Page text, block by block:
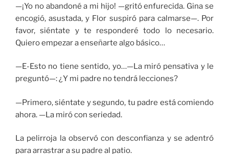
—¡Yo no abandoné a mi hijo! —gritó enfurecida. Gina se
encogió, asustada, y Flor suspiró para calmarse—. Por
favor, siéntate y te responderé todo lo necesario.
Quiero empezar a enseñarte algo básico…
—E-Esto no tiene sentido, yo…—La miró pensativa y le
preguntó—: ¿Y mi padre no tendrá lecciones?
—Primero, siéntate y segundo, tu padre está comiendo
ahora. —La miró con seriedad.
La pelirroja la observó con desconfianza y se adentró
para arrastrar a su padre al patio.